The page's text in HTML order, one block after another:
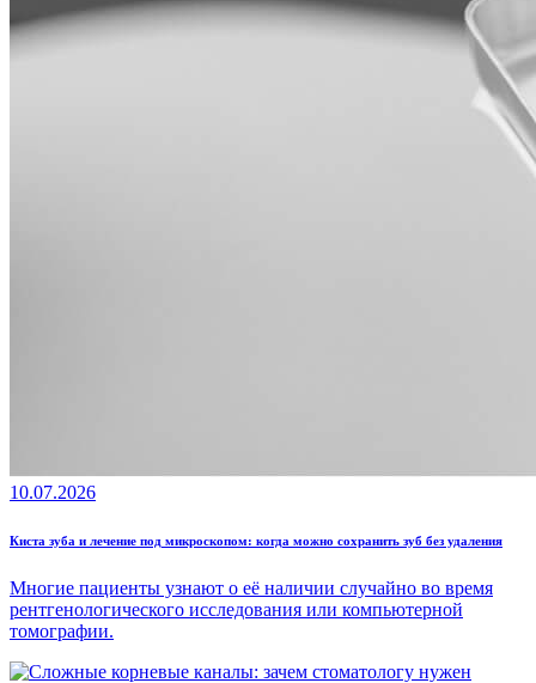
10.07.2026
Киста зуба и лечение под микроскопом: когда можно сохранить зуб без удаления
Многие пациенты узнают о её наличии случайно во время
рентгенологического исследования или компьютерной
томографии.